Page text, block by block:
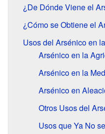
¿De Dónde Viene el
¿Cómo se Obtiene el
Usos del Arsénico en
Arsénico en la
Arsénico en la
Arsénico en
Otros Usos del
Usos que Ya No